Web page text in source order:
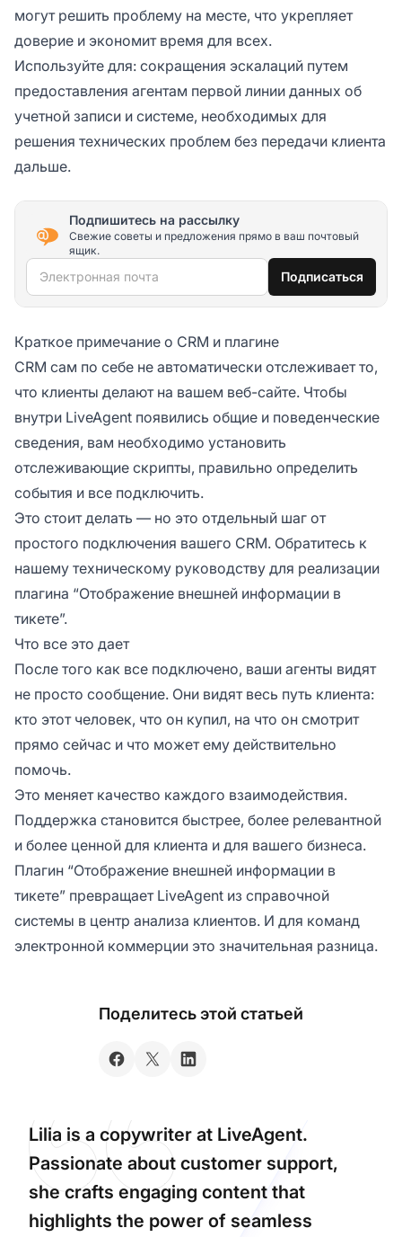
могут решить проблему на месте, что укрепляет
доверие и экономит время для всех.
Используйте для: сокращения эскалаций путем
предоставления агентам первой линии данных об
учетной записи и системе, необходимых для
решения технических проблем без передачи клиента
дальше.
Подпишитесь на рассылку
Свежие советы и предложения прямо в ваш почтовый
ящик.
Электронная почта Подписаться
Краткое примечание о CRM и плагине
CRM сам по себе не автоматически отслеживает то,
что клиенты делают на вашем веб-сайте. Чтобы
внутри LiveAgent появились общие и поведенческие
сведения, вам необходимо установить
отслеживающие скрипты, правильно определить
события и все подключить.
Это стоит делать — но это отдельный шаг от
простого подключения вашего CRM. Обратитесь к
нашему техническому руководству для реализации
плагина “Отображение внешней информации в
тикете”.
Что все это дает
После того как все подключено, ваши агенты видят
не просто сообщение. Они видят весь путь клиента:
кто этот человек, что он купил, на что он смотрит
прямо сейчас и что может ему действительно
помочь.
Это меняет качество каждого взаимодействия.
Поддержка становится быстрее, более релевантной
и более ценной для клиента и для вашего бизнеса.
Плагин “Отображение внешней информации в
тикете” превращает LiveAgent из справочной
системы в центр анализа клиентов. И для команд
электронной коммерции это значительная разница.
Поделитесь этой статьей
Lilia is a copywriter at LiveAgent.
Passionate about customer support,
she crafts engaging content that
highlights the power of seamless